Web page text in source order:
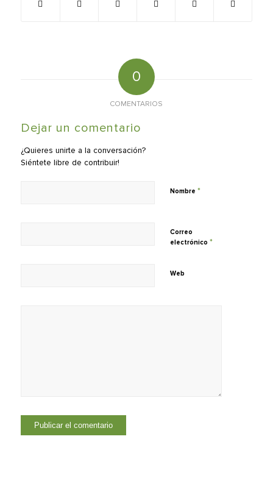
0
COMENTARIOS
Dejar un comentario
¿Quieres unirte a la conversación?
Siéntete libre de contribuir!
Nombre *
Correo
electrónico *
Web